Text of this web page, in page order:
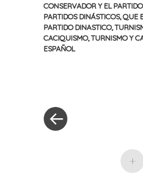
CONSERVADOR Y EL
PARTIDOS DINÁSTICOS,QUE
PARTIDO DINASTICO,
CACIQUISMO,TURNISMO Y
ESPAÑOL
entradas
+